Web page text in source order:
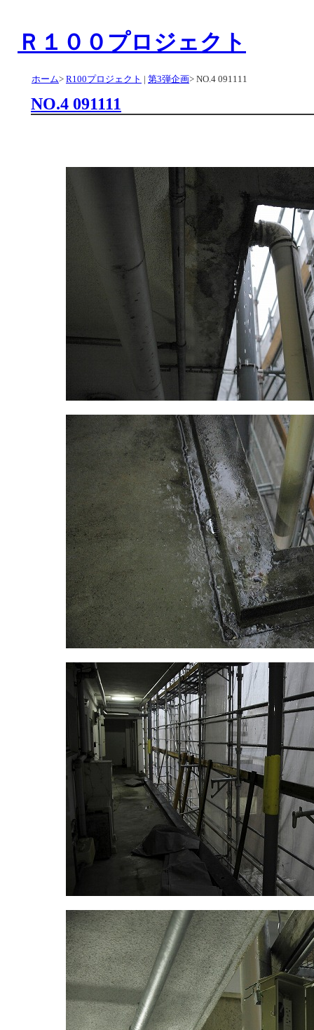
Ｒ１００プロジェクト
ホーム> R100プロジェクト | 第3弾企画> NO.4 091111
NO.4 091111